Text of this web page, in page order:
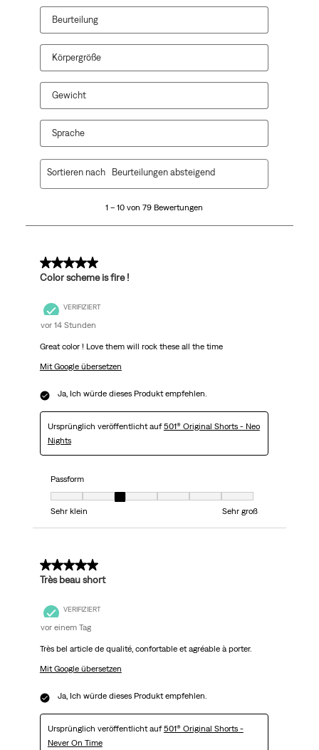
geöffnet.geöffnet.geöffnet.geöffnet.geöffnet.
Beurteilung
Körpergröße
Gewicht
Sprache
79
1 – 10 von 79 Bewertungen
Sortieren nach Beurteilungen absteigend
5 von 5 Sternen.
Color scheme is fire !
VERIFIZIERT
vor 14 Stunden
Great color ! Love them will rock these all the time
Mit Google übersetzen
Ja, Ich würde dieses Produkt empfehlen.
Ursprünglich veröffentlicht auf501® Original Shorts - Neo
Nights
Passform
Passform, 3 von 7, wobei 1 gleich Sehr klein ist und 7 gleich Sehr groß
Sehr klein
Sehr groß
5 von 5 Sternen.
Très beau short
VERIFIZIERT
vor einem Tag
Très bel article de qualité, confortable et agréable à porter.
Mit Google übersetzen
Ja, Ich würde dieses Produkt empfehlen.
Ursprünglich veröffentlicht auf501® Original Shorts -
Never On Time